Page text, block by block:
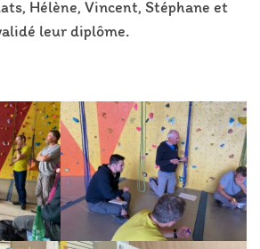
Hélène, Vincent, Stéphane et
leur diplôme.